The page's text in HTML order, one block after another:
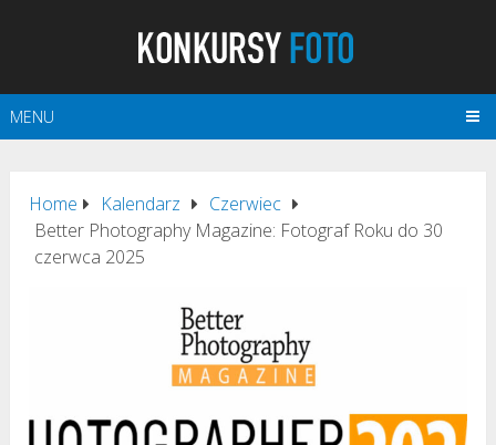
MENU
Home Kalendarz
Czerwiec
Better Photography Magazine: Fotograf Roku do 30
czerwca 2025